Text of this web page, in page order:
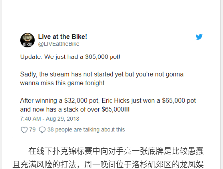
在线下扑克锦标赛中向对手亮一张底牌是比较愚蠢
且充满风险的打法，周一晚间位于洛杉矶郊区的龙凤娱